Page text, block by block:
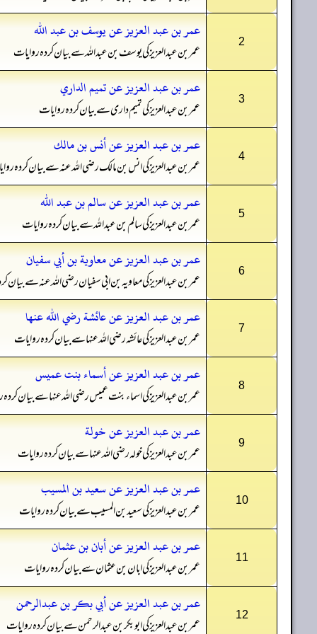
2 عمر بن عبد العزيز عن يوسف بن عبد الله
عمر بن عبدالعزیز کی یوسف بن عبداللہ سے بیان کردہ روایات
3 عمر بن عبد العزيز عن تميم الداري
عمر بن عبدالعزیز کی تمیم داری سے بیان کردہ روایات
4 عمر بن عبد العزيز عن أنس بن مالك
عمر بن عبدالعزیز کی انس بن مالک رضی اللہ عنہ سے بیان کردہ
5 عمر بن عبد العزيز عن سالم بن عبد الله
عمر بن عبدالعزیز کی سالم بن عبداللہ سے بیان کردہ روایات
6 عمر بن عبد العزيز عن معاوية بن أبي سفيان
عمر بن عبدالعزیز کی معاویہ بن ابی سفیان رضی اللہ عنہ سے بیان
7 عمر بن عبد العزيز عن عائشة رضي الله عنها
عمر بن عبدالعزیز کی عائشہ رضی اللہ عنہا سے بیان کردہ روایات
8 عمر بن عبد العزيز عن أسماء بنت عميس
عمر بن عبدالعزیز کی اسماء بنت عمیس رضی اللہ عنہا سے بیان
9 عمر بن عبد العزيز عن خولة
عمر بن عبدالعزیز کی خولہ رضی اللہ عنہا سے بیان کردہ روایات
10 عمر بن عبد العزيز عن سعيد بن المسيب
عمر بن عبدالعزیز کی سعید بن المسیب سے بیان کردہ روایات
11 عمر بن عبد العزيز عن أبان بن عثمان
عمر بن عبدالعزیز کی ابان بن عثمان سے بیان کردہ روایات
12 عمر بن عبد العزيز عن أبي بكر بن عبدالرحمن
عمر بن عبدالعزیز کی ابو بکر بن عبدالرحمن سے بیان کردہ روایات